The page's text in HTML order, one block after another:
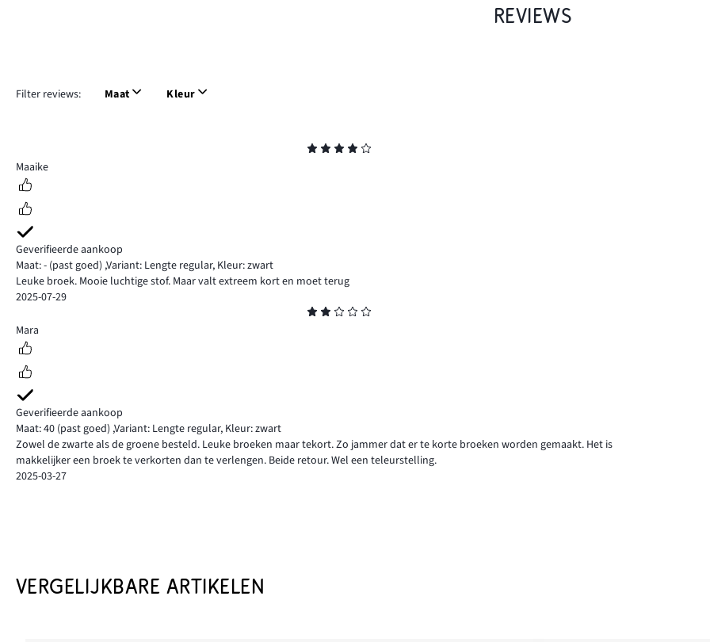
REVIEWS
Filter reviews: Maat Kleur
4
Maaike
Geverifieerde aankoop
Maat: - (past goed) ,Variant: Lengte regular, Kleur: zwart
Leuke broek. Mooie luchtige stof. Maar valt extreem kort en moet terug
2025-07-29
2
Mara
Geverifieerde aankoop
Maat: 40 (past goed) ,Variant: Lengte regular, Kleur: zwart
Zowel de zwarte als de groene besteld. Leuke broeken maar tekort. Zo jammer dat er te korte broeken worden gemaakt. Het is
makkelijker een broek te verkorten dan te verlengen. Beide retour. Wel een teleurstelling.
2025-03-27
VERGELIJKBARE ARTIKELEN